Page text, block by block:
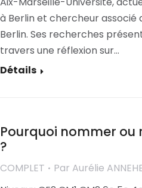
à Berlin et chercheur associé
Berlin. Ses recherches
travers une réflexion sur…
Détails
Pourquoi nommer ou
?
COMPLET Par Aurélie